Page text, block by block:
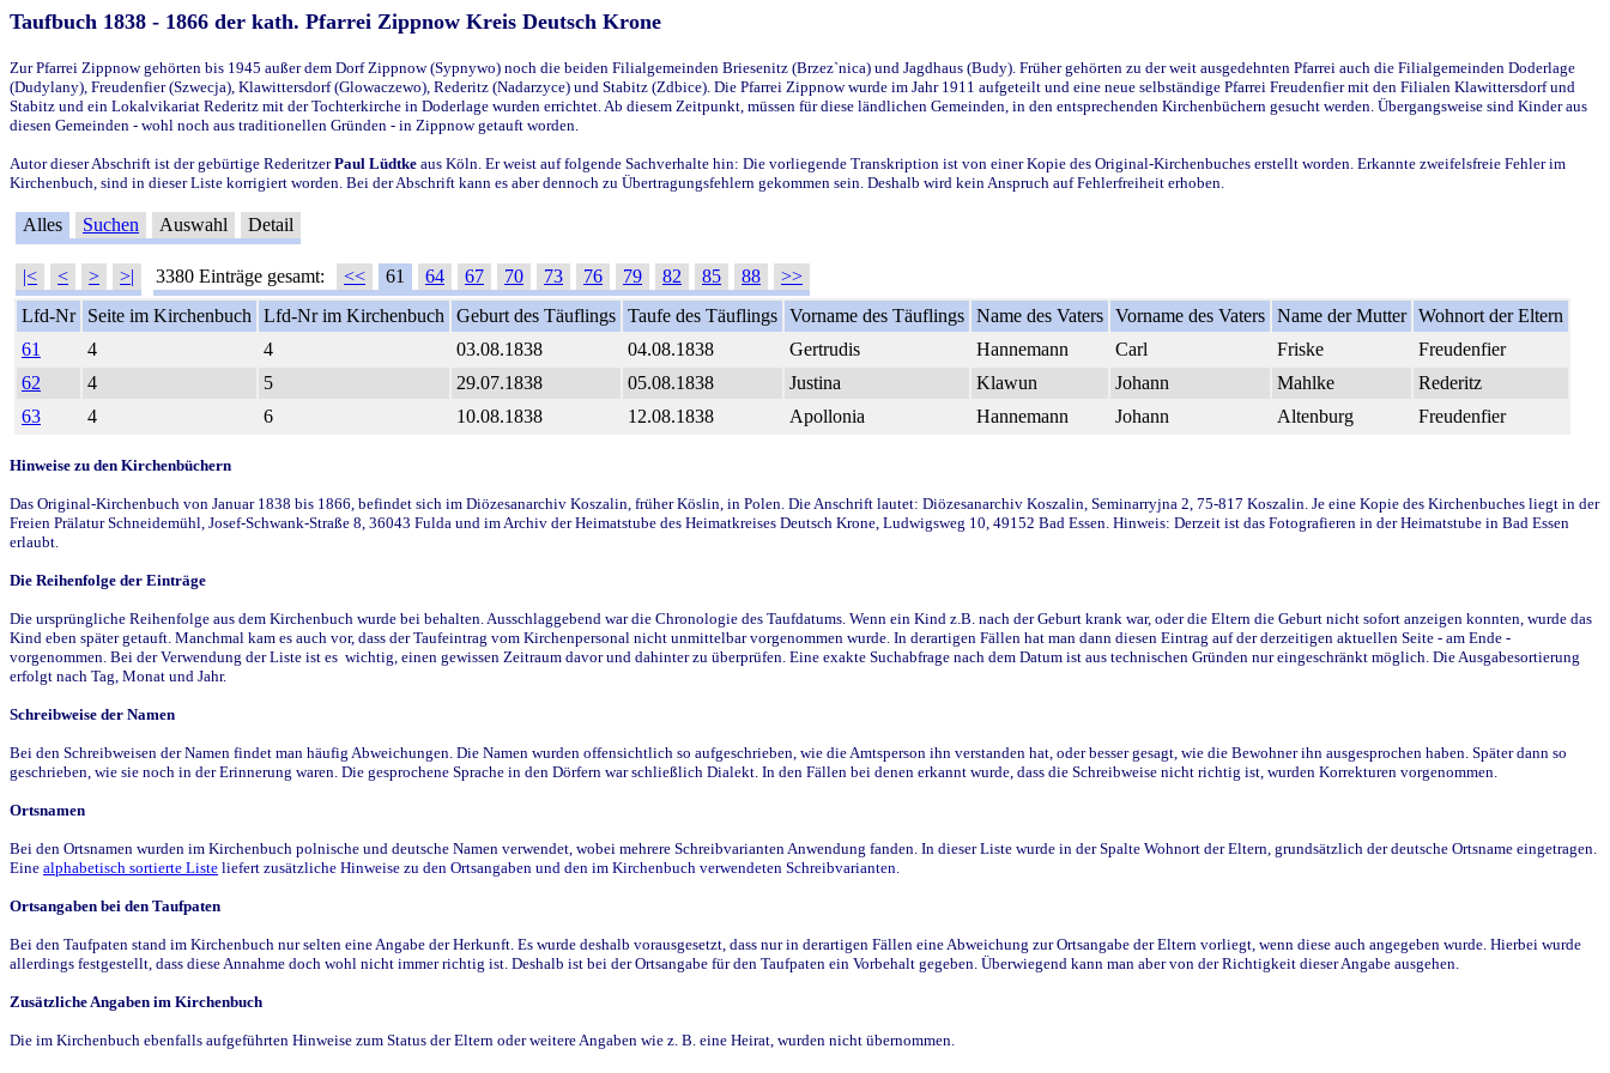
Taufbuch 1838 - 1866 der kath. Pfarrei Zippnow Kreis Deutsch Krone
Zur Pfarrei Zippnow gehörten bis 1945 außer dem Dorf Zippnow (Sypnywo) noch die beiden Filialgemeinden Briesenitz (Brzez`nica) und Jagdhaus (Budy). Früher gehörten zu der weit ausgedehnten Pfarrei auch die Filialgemeinden Doderlage
(Dudylany), Freudenfier (Szwecja), Klawittersdorf (Glowaczewo), Rederitz (Nadarzyce) und Stabitz (Zdbice). Die Pfarrei Zippnow wurde im Jahr 1911 aufgeteilt und eine neue selbständige Pfarrei Freudenfier mit den Filialen Klawittersdorf und
Stabitz und ein Lokalvikariat Rederitz mit der Tochterkirche in Doderlage wurden errichtet. Ab diesem Zeitpunkt, müssen für diese ländlichen Gemeinden, in den entsprechenden Kirchenbüchern gesucht werden. Übergangsweise sind Kinder aus
diesen Gemeinden - wohl noch aus traditionellen Gründen - in Zippnow getauft worden.
Autor dieser Abschrift ist der gebürtige RederitzerPaul Lüdtke aus Köln. Er weist auf folgende Sachverhalte hin: Die vorliegende Transkription ist von einer Kopie des Original-Kirchenbuches erstellt worden. Erkannte zweifelsfreie Fehler im
Kirchenbuch, sind in dieser Liste korrigiert worden. Bei der Abschrift kann es aber dennoch zu Übertragungsfehlern gekommen sein. Deshalb wird kein Anspruch auf Fehlerfreiheit erhoben.
Alles Suchen Auswahl Detail
|< < > >| 3380 Einträge gesamt: << 61 64 67 70 73 76 79 82 85 88
>>
Lfd-Nr
Seite im Kirchenbuch Lfd-Nr im Kirchenbuch Geburt des Täuflings Taufe des Täuflings Vorname des Täuflings Name des Vaters Vorname des Vaters Name der Mutter Wohnort der Eltern
61
4 4 03.08.1838 04.08.1838 Gertrudis Hannemann Carl Friske
Freudenfier
62
4 5 29.07.1838 05.08.1838 Justina Klawun Johann Mahlke
Rederitz
63
4 6 10.08.1838 12.08.1838 Apollonia Hannemann Johann Altenburg Freudenfier
Hinweise zu den Kirchenbüchern
Das Original-Kirchenbuch von Januar 1838 bis 1866, befindet sich im Diözesanarchiv Koszalin, früher Köslin, in Polen. Die Anschrift lautet: Diözesanarchiv Koszalin, Seminarryjna 2, 75-817 Koszalin. Je eine Kopie des Kirchenbuches liegt in der
Freien Prälatur Schneidemühl, Josef-Schwank-Straße 8, 36043 Fulda und im Archiv der Heimatstube des Heimatkreises Deutsch Krone, Ludwigsweg 10, 49152 Bad Essen. Hinweis: Derzeit ist das Fotografieren in der Heimatstube in Bad Essen
erlaubt.
Die Reihenfolge der Einträge
Die ursprüngliche Reihenfolge aus dem Kirchenbuch wurde bei behalten. Ausschlaggebend war die Chronologie des Taufdatums. Wenn ein Kind z.B. nach der Geburt krank war, oder die Eltern die Geburt nicht sofort anzeigen konnten, wurde das
Kind eben später getauft. Manchmal kam es auch vor, dass der Taufeintrag vom Kirchenpersonal nicht unmittelbar vorgenommen wurde. In derartigen Fällen hat man dann diesen Eintrag auf der derzeitigen aktuellen Seite - am Ende -
vorgenommen. Bei der Verwendung der Liste ist es wichtig, einen gewissen Zeitraum davor und dahinter zu überprüfen. Eine exakte Suchabfrage nach dem Datum ist aus technischen Gründen nur eingeschränkt möglich. Die Ausgabesortierung
erfolgt nach Tag, Monat und Jahr.
Schreibweise der Namen
Bei den Schreibweisen der Namen findet man häufig Abweichungen. Die Namen wurden offensichtlich so aufgeschrieben, wie die Amtsperson ihn verstanden hat, oder besser gesagt, wie die Bewohner ihn ausgesprochen haben. Später dann so
geschrieben, wie sie noch in der Erinnerung waren. Die gesprochene Sprache in den Dörfern war schließlich Dialekt. In den Fällen bei denen erkannt wurde, dass die Schreibweise nicht richtig ist, wurden Korrekturen vorgenommen.
Ortsnamen
Bei den Ortsnamen wurden im Kirchenbuch polnische und deutsche Namen verwendet, wobei mehrere Schreibvarianten Anwendung fanden. In dieser Liste wurde in der Spalte Wohnort der Eltern, grundsätzlich der deutsche Ortsname eingetragen.
Eine alphabetisch sortierte Liste liefert zusätzliche Hinweise zu den Ortsangaben und den im Kirchenbuch verwendeten Schreibvarianten.
Ortsangaben bei den Taufpaten
Bei den Taufpaten stand im Kirchenbuch nur selten eine Angabe der Herkunft. Es wurde deshalb vorausgesetzt, dass nur in derartigen Fällen eine Abweichung zur Ortsangabe der Eltern vorliegt, wenn diese auch angegeben wurde. Hierbei wurde
allerdings festgestellt, dass diese Annahme doch wohl nicht immer richtig ist. Deshalb ist bei der Ortsangabe für den Taufpaten ein Vorbehalt gegeben. Überwiegend kann man aber von der Richtigkeit dieser Angabe ausgehen.
Zusätzliche Angaben im Kirchenbuch
Die im Kirchenbuch ebenfalls aufgeführten Hinweise zum Status der Eltern oder weitere Angaben wie z. B. eine Heirat, wurden nicht übernommen.